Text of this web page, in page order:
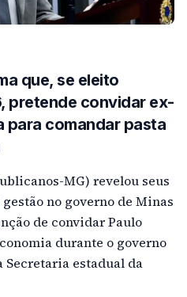
que, se eleito
pretende convidar ex-
para comandar pasta
MG) revelou seus
no governo de Minas
de convidar Paulo
durante o governo
Secretaria estadual da